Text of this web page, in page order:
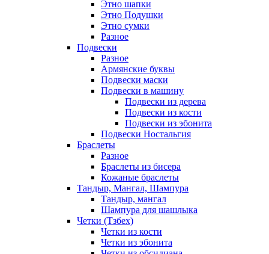
Этно шапки
Этно Подушки
Этно сумки
Разное
Подвески
Разное
Армянские буквы
Подвески маски
Подвески в машину
Подвески из дерева
Подвески из кости
Подвески из эбонита
Подвески Ностальгия
Браслеты
Разное
Браслеты из бисера
Кожаные браслеты
Тандыр, Мангал, Шампура
Тандыр, мангал
Шампура для шашлыка
Четки (Тзбех)
Четки из кости
Четки из эбонита